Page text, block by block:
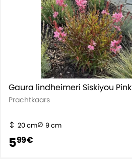
Gaura lindheimeri Siskiyou Pink
Prachtkaars
20 cm 9 cm
599 €